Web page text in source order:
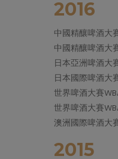
2016
中國精釀啤酒大
中國精釀啤酒大
日本亞洲啤酒大
日本國際啤酒大
世界啤酒大賽
世界啤酒大賽
澳洲國際啤酒大
2015